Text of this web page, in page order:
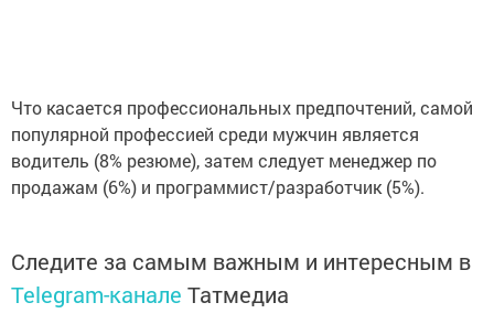
Что касается профессиональных предпочтений, самой
популярной профессией среди мужчин является
водитель (8% резюме), затем следует менеджер по
продажам (6%) и программист/разработчик (5%).
Следите за самым важным и интересным в
Telegram-канале Татмедиа